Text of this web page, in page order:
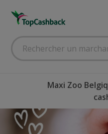
Maxi Zoo